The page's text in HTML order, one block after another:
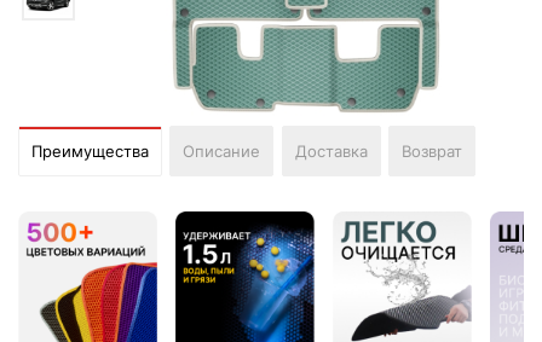
Преимущества Описание Доставка Возврат